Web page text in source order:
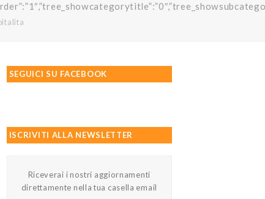
SEGUICI SU FACEBOOK
ISCRIVITI ALLA NEWSLETTER
Riceverai i nostri aggiornamenti
direttamente nella tua casella email